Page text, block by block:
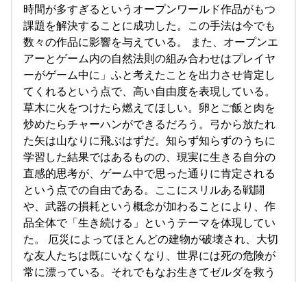
時間が多すぎるというオープンワールド作品がもつ
課題を解決することに成功した。この手法は今でも
数々の作品に影響を与えている。 また、オープンエ
アーとゲーム内の自然法則の組み合わせはプレイヤ
ーがゲーム中に」ふと考えたことを出力させ肯定し
てくれるという点で、高い自由度を表現している。
草木に火をつけたら燃えてほしい。卵とご飯と肉を
炒めたらチャーハンができるだろう。弓から放たれ
た矢は山なりに飛ぶはずだ。知らず知らずのうちに
学習した結果ではあるものの、現実に生きる自分の
直感的思考が、ゲーム中で思った通りに肯定される
という点での自由である。ここにスリルある戦闘
や、武器の損耗という概念が加わることにより、作
品全体で「生き続ける」というテーマを体現してい
た。 厄災によってほとんどの建物が破壊され、大切
な友人たちは既にいなくなり、世界には死の危険が
常に漂っている。それでもなお生きてゼルダを救う